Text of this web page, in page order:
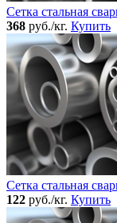
Сетка стальная
368 руб./кг. Купить
Сетка стальная
122 руб./кг. Купить